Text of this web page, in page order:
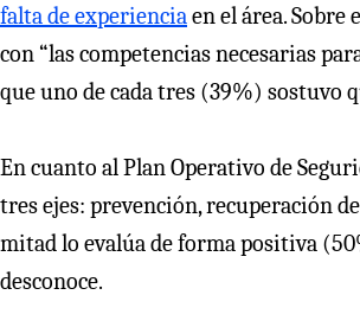
falta de experienciaen el área. Sobre
con “las competencias necesarias
que uno de cada tres (39%) sostuvo
En cuanto al Plan Operativo de
tres ejes: prevención, recuperación
mitad lo evalúa de forma positiva
desconoce.